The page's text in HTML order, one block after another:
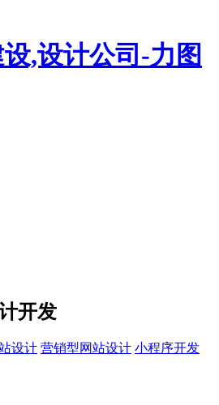
开发
设计 营销型网站设计 小程序开发